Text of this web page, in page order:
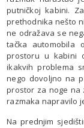
putničkoj kabini.
prethodnika nešto
ne odražava se
tačka automobila
prostoru u kabini
ikakvih problema
nego dovoljno na
prostor za noge na
razmaka napravilo
Na prednjim